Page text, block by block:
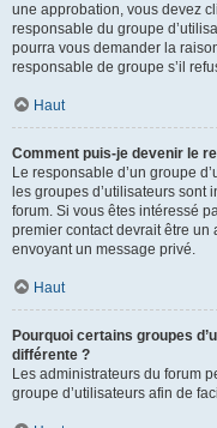
une approbation, vous devez
responsable du groupe
pourra vous demander la
responsable de groupe s’il
Haut
Comment puis-je devenir le
Le responsable d’un groupe
les groupes d’utilisateurs
forum. Si vous êtes intéressé
premier contact devrait être un
envoyant un message privé.
Haut
Pourquoi certains groupes
différente ?
Les administrateurs du forum
groupe d’utilisateurs afin de